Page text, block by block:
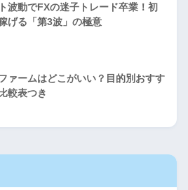
波動でFXの迷子トレード卒業！初
げる「第3波」の極意
ァームはどこがいい？目的別おすす
較表つき